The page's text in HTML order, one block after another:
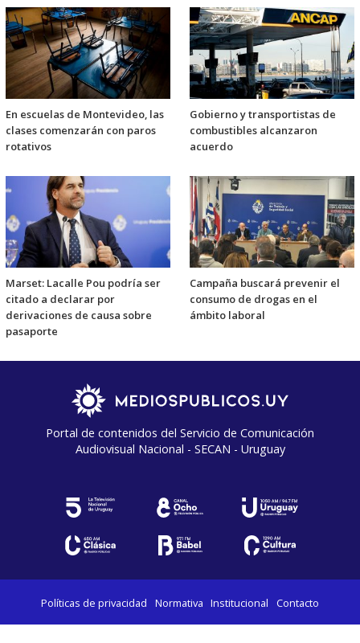
En escuelas de Montevideo, las
clases comenzarán con paros
rotativos
Gobierno y transportistas de
combustibles alcanzaron
acuerdo
Marset: Lacalle Pou podría ser
citado a declarar por
derivaciones de causa sobre
pasaporte
Campaña buscará prevenir el
consumo de drogas en el
ámbito laboral
Portal de contenidos del Servicio de Comunicación
Audiovisual Nacional - SECAN - Uruguay
Políticas de privacidad Normativa Institucional Contacto